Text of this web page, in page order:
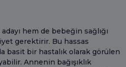
hem de bebeğin sağlığı
gerektirir. Bu hassas
basit bir hastalık olarak görülen
Annenin bağışıklık